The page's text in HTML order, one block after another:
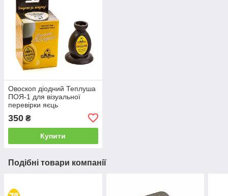
Овоскоп діодний Теплуша
ПОЯ-1 для візуальної
перевірки яєць
350 ₴
Купити
Подібні товари компанії